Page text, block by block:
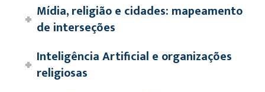
Mídia, religião e cidades: mapeamento
de interseções
Inteligência Artificial e organizações
religiosas